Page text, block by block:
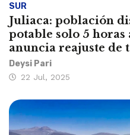
SUR
Juliaca: población
potable solo 5 horas
anuncia reajuste de
Deysi Pari
22 Jul, 2025